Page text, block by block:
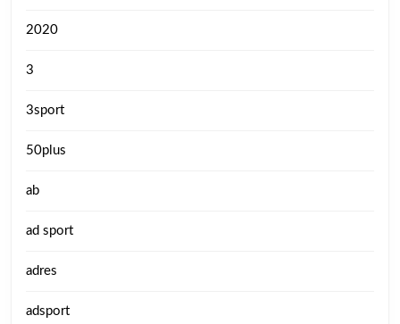
2020
3
3sport
50plus
ab
ad sport
adres
adsport